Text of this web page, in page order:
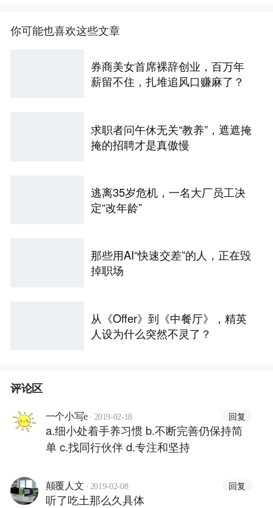
你可能也喜欢这些文章
券商美女首席裸辞创业，百万年
薪留不住，扎堆追风口赚麻了？
求职者问午休无关“教养”，遮遮掩
掩的招聘才是真傲慢
逃离35岁危机，一名大厂员工决
定“改年龄”
那些用AI“快速交差”的人，正在毁
掉职场
从《Offer》到《中餐厅》，精英
人设为什么突然不灵了？
评论区
一个小写e · 2019-02-18 回复
a.细小处着手养习惯 b.不断完善仍保持简
单 c.找同行伙伴 d.专注和坚持
颠覆人文 · 2019-02-08 回复
听了吃土那么久具体